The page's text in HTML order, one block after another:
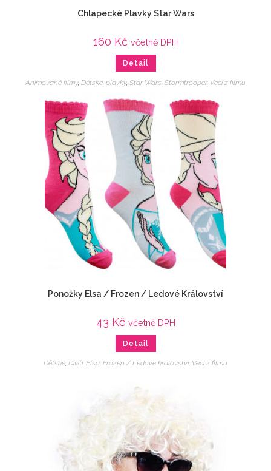
Chlapecké Plavky Star Wars
160 Kč včetně DPH
Detail
Animované filmy, Dětské, plavky, Star Wars, Stormtrooper, Veci z filmu
Ponožky Elsa / Frozen / Ledové Království
43 Kč včetně DPH
Detail
Dětské, Dívčí, Elsa, Frozen / Ledové království, Veci z filmu